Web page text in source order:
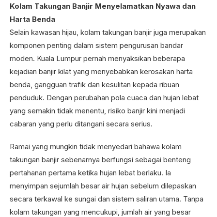
Kolam Takungan Banjir Menyelamatkan Nyawa dan
Harta Benda
Selain kawasan hijau, kolam takungan banjir juga merupakan
komponen penting dalam sistem pengurusan bandar
moden. Kuala Lumpur pernah menyaksikan beberapa
kejadian banjir kilat yang menyebabkan kerosakan harta
benda, gangguan trafik dan kesulitan kepada ribuan
penduduk. Dengan perubahan pola cuaca dan hujan lebat
yang semakin tidak menentu, risiko banjir kini menjadi
cabaran yang perlu ditangani secara serius.
Ramai yang mungkin tidak menyedari bahawa kolam
takungan banjir sebenarnya berfungsi sebagai benteng
pertahanan pertama ketika hujan lebat berlaku. Ia
menyimpan sejumlah besar air hujan sebelum dilepaskan
secara terkawal ke sungai dan sistem saliran utama. Tanpa
kolam takungan yang mencukupi, jumlah air yang besar